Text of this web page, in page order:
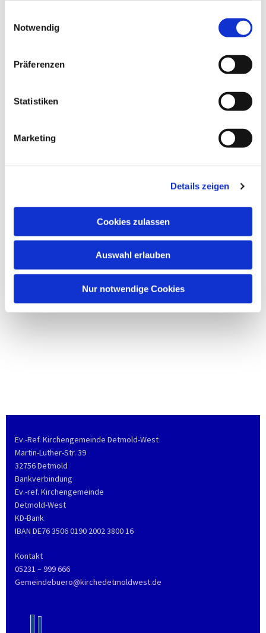
Notwendig
Präferenzen
Statistiken
Marketing
Details zeigen
Cookies zulassen
Auswahl erlauben
Nur notwendige Cookies
Ev.-Ref. Kirchengemeinde Detmold-West
Martin-Luther-Str. 39
32756 Detmold
Bankverbindung
Ev.-ref. Kirchengemeinde
Detmold-West
KD-Bank
IBAN DE76 3506 0190 2002 3800 16
Kontakt
05231 – 999 666
Gemeindebuero@kirchedetmoldwest.de